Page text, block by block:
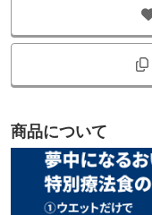
商品について